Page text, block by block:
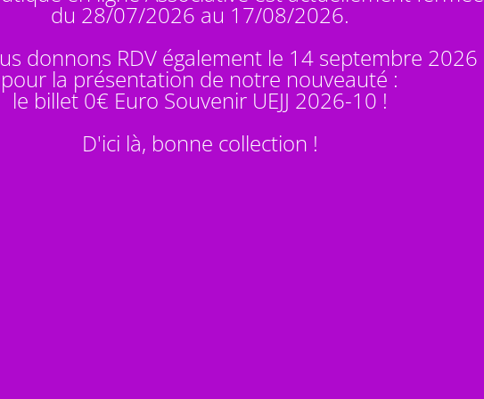
du 28/07/2026 au 17/08/2026.
donnons RDV également le 14 septembre 2026
pour la présentation de notre nouveauté :
le billet 0€ Euro Souvenir UEJJ 2026-10 !
D'ici là, bonne collection !